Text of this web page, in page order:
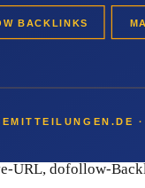
URL, dofollow-